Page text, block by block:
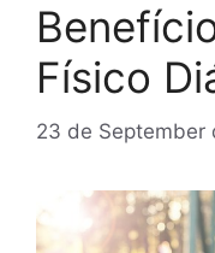
Físico
23 de September